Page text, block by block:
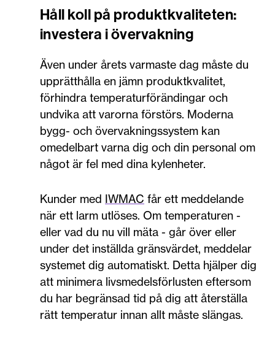
Håll koll på produktkvaliteten:
investera i övervakning
Även under årets varmaste dag måste du
upprätthålla en jämn produktkvalitet,
förhindra temperaturförändingar och
undvika att varorna förstörs. Moderna
bygg- och övervakningssystem kan
omedelbart varna dig och din personal om
något är fel med dina kylenheter.
Kunder med IWMAC får ett meddelande
när ett larm utlöses. Om temperaturen -
eller vad du nu vill mäta - går över eller
under det inställda gränsvärdet, meddelar
systemet dig automatiskt. Detta hjälper dig
att minimera livsmedelsförlusten eftersom
du har begränsad tid på dig att återställa
rätt temperatur innan allt måste slängas.